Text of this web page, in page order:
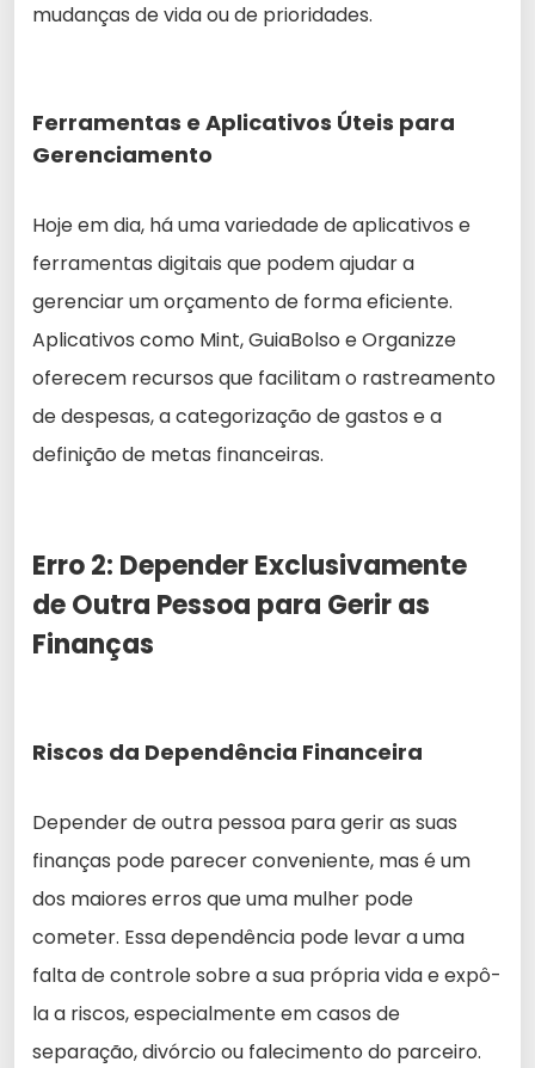
mudanças de vida ou de prioridades.
Ferramentas e Aplicativos Úteis para
Gerenciamento
Hoje em dia, há uma variedade de aplicativos e
ferramentas digitais que podem ajudar a
gerenciar um orçamento de forma eficiente.
Aplicativos como Mint, GuiaBolso e Organizze
oferecem recursos que facilitam o rastreamento
de despesas, a categorização de gastos e a
definição de metas financeiras.
Erro 2: Depender Exclusivamente
de Outra Pessoa para Gerir as
Finanças
Riscos da Dependência Financeira
Depender de outra pessoa para gerir as suas
finanças pode parecer conveniente, mas é um
dos maiores erros que uma mulher pode
cometer. Essa dependência pode levar a uma
falta de controle sobre a sua própria vida e expô-
la a riscos, especialmente em casos de
separação, divórcio ou falecimento do parceiro.